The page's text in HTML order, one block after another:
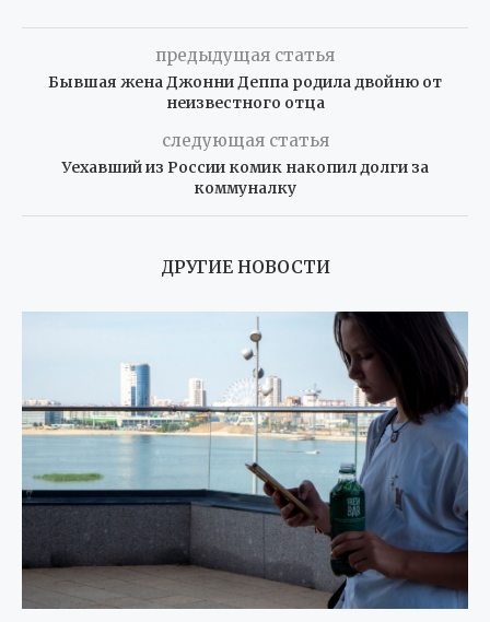
предыдущая статья
Бывшая жена Джонни Деппа родила двойню от
неизвестного отца
следующая статья
Уехавший из России комик накопил долги за
коммуналку
ДРУГИЕ НОВОСТИ